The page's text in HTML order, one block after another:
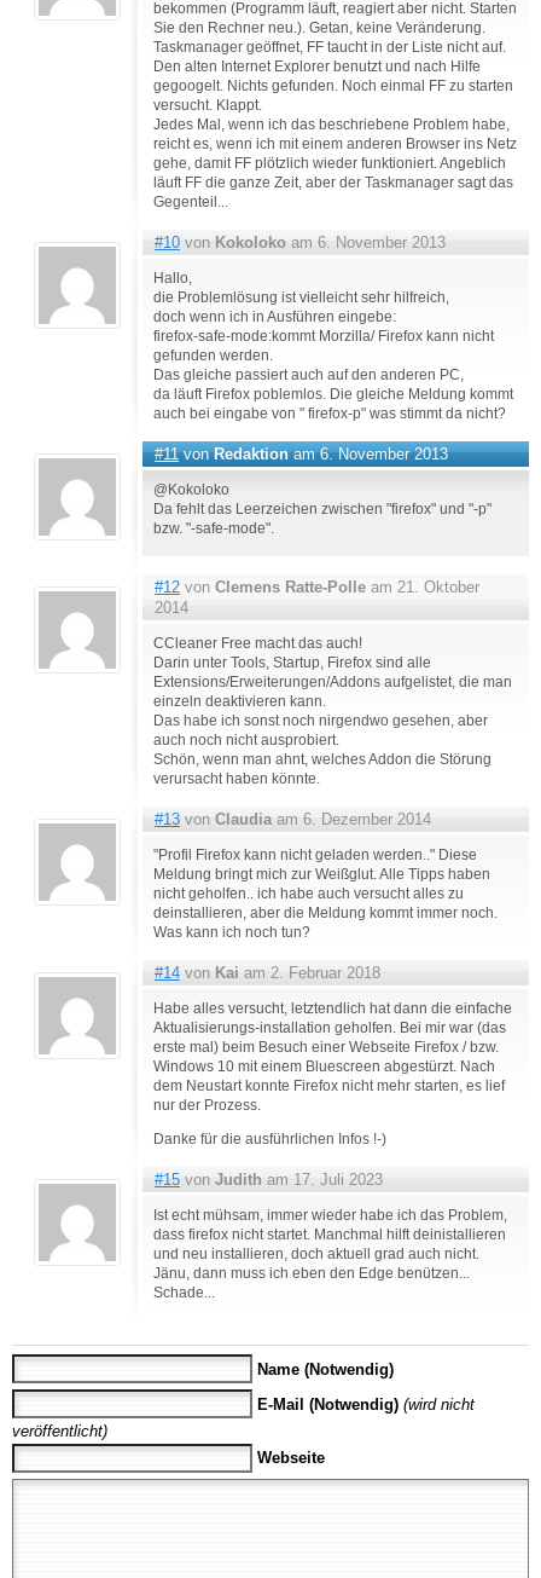
bekommen (Programm läuft, reagiert aber nicht. Starten
Sie den Rechner neu.). Getan, keine Veränderung.
Taskmanager geöffnet, FF taucht in der Liste nicht auf.
Den alten Internet Explorer benutzt und nach Hilfe
gegoogelt. Nichts gefunden. Noch einmal FF zu starten
versucht. Klappt.
Jedes Mal, wenn ich das beschriebene Problem habe,
reicht es, wenn ich mit einem anderen Browser ins Netz
gehe, damit FF plötzlich wieder funktioniert. Angeblich
läuft FF die ganze Zeit, aber der Taskmanager sagt das
Gegenteil...
#10 von Kokoloko am 6. November 2013
Hallo,
die Problemlösung ist vielleicht sehr hilfreich,
doch wenn ich in Ausführen eingebe:
firefox-safe-mode:kommt Morzilla/ Firefox kann nicht
gefunden werden.
Das gleiche passiert auch auf den anderen PC,
da läuft Firefox poblemlos. Die gleiche Meldung kommt
auch bei eingabe von " firefox-p" was stimmt da nicht?
#11vonRedaktionam 6. November 2013
@Kokoloko
Da fehlt das Leerzeichen zwischen "firefox" und "-p"
bzw. "-safe-mode".
#12 von Clemens Ratte-Polle am 21. Oktober
2014
CCleaner Free macht das auch!
Darin unter Tools, Startup, Firefox sind alle
Extensions/Erweiterungen/Addons aufgelistet, die man
einzeln deaktivieren kann.
Das habe ich sonst noch nirgendwo gesehen, aber
auch noch nicht ausprobiert.
Schön, wenn man ahnt, welches Addon die Störung
verursacht haben könnte.
#13 von Claudiaam 6. Dezember 2014
"Profil Firefox kann nicht geladen werden.." Diese
Meldung bringt mich zur Weißglut. Alle Tipps haben
nicht geholfen.. ich habe auch versucht alles zu
deinstallieren, aber die Meldung kommt immer noch.
Was kann ich noch tun?
#14 von Kai am 2. Februar 2018
Habe alles versucht, letztendlich hat dann die einfache
Aktualisierungs-installation geholfen. Bei mir war (das
erste mal) beim Besuch einer Webseite Firefox / bzw.
Windows 10 mit einem Bluescreen abgestürzt. Nach
dem Neustart konnte Firefox nicht mehr starten, es lief
nur der Prozess.
Danke für die ausführlichen Infos !-)
#15 von Judith am 17. Juli 2023
Ist echt mühsam, immer wieder habe ich das Problem,
dass firefox nicht startet. Manchmal hilft deinistallieren
und neu installieren, doch aktuell grad auch nicht.
Jänu, dann muss ich eben den Edge benützen...
Schade...
Name (Notwendig)
E-Mail (Notwendig) (wird nicht
veröffentlicht)
Webseite